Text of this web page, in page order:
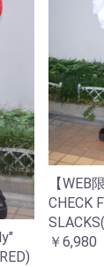
【WEB
CHECK
￥6,980